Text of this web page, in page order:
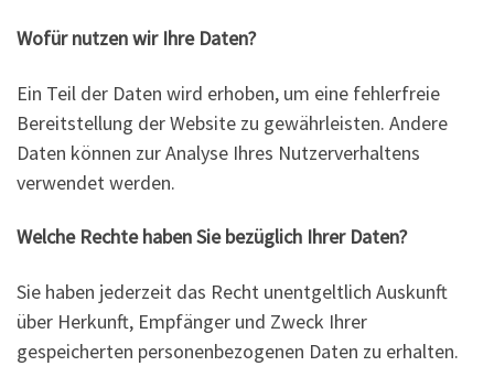
Wofür nutzen wir Ihre Daten?
Ein Teil der Daten wird erhoben, um eine fehlerfreie
Bereitstellung der Website zu gewährleisten. Andere
Daten können zur Analyse Ihres Nutzerverhaltens
verwendet werden.
Welche Rechte haben Sie bezüglich Ihrer Daten?
Sie haben jederzeit das Recht unentgeltlich Auskunft
über Herkunft, Empfänger und Zweck Ihrer
gespeicherten personenbezogenen Daten zu erhalten.